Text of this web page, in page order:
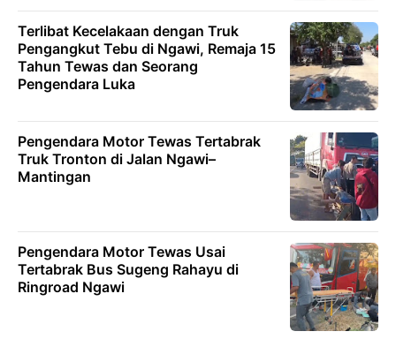
Terlibat Kecelakaan dengan Truk
Pengangkut Tebu di Ngawi, Remaja 15
Tahun Tewas dan Seorang
Pengendara Luka
Pengendara Motor Tewas Tertabrak
Truk Tronton di Jalan Ngawi–
Mantingan
Pengendara Motor Tewas Usai
Tertabrak Bus Sugeng Rahayu di
Ringroad Ngawi